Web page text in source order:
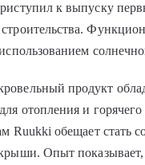
к выпуску
продукт
отопления и
Ruukki обещает
Опыт